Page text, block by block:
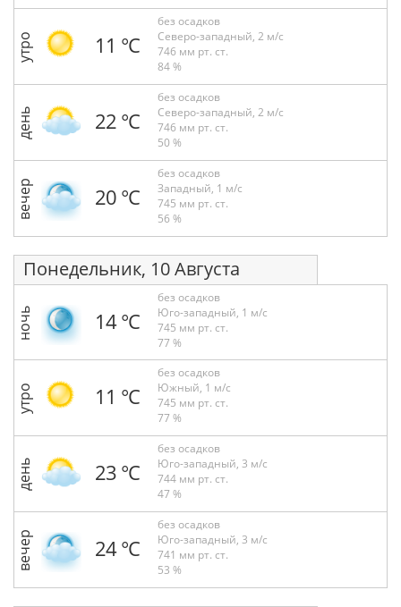
утро
без осадков
11 °С
Северо-западный, 2 м/с
746 мм рт. ст.
84 %
день
без осадков
22 °С
Северо-западный, 2 м/с
746 мм рт. ст.
50 %
вечер
без осадков
20 °С
Западный, 1 м/с
745 мм рт. ст.
56 %
Понедельник, 10 Августа
ночь
без осадков
14 °С
Юго-западный, 1 м/с
745 мм рт. ст.
77 %
утро
без осадков
11 °С
Южный, 1 м/с
745 мм рт. ст.
77 %
день
без осадков
23 °С
Юго-западный, 3 м/с
744 мм рт. ст.
47 %
вечер
без осадков
24 °С
Юго-западный, 3 м/с
741 мм рт. ст.
53 %